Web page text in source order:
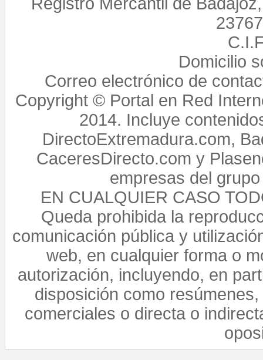
Domicilio
Correo electrónico de
Copyright © Portal en Red
2014. Incluye
DirectoExtremadura.com,
CaceresDirecto.com y
empresas del
EN CUALQUIER CASO
Queda prohibida la
comunicación pública y
web, en cualquier forma o
autorización, incluyendo, en
disposición como
comerciales o directa o